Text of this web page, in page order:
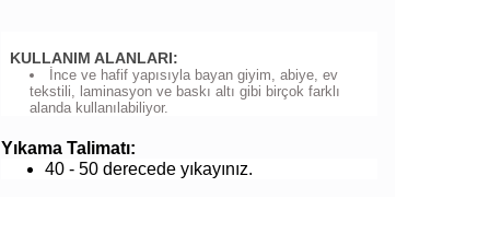
KULLANIM ALANLARI:
İnce ve hafif yapısıyla bayan giyim, abiye, ev
tekstili, laminasyon ve baskı altı gibi birçok farklı
alanda kullanılabiliyor.
Yıkama Talimatı:
40 - 50 derecede yıkayınız.